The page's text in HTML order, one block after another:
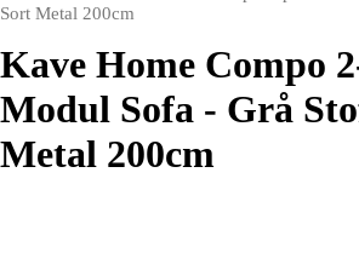
Sort Metal 200cm
Kave Home Compo
Modul Sofa - Grå
Metal 200cm